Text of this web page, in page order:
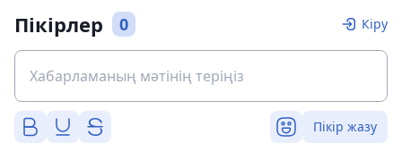
Пікірлер 0 Кіру
Пікір жазу